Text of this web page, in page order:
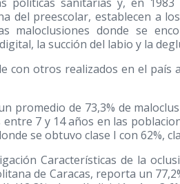
del preescolar, establecen a
maloclusiones donde se
la succión del labio y la
con otros realizados en el país
promedio de 73,3% de
7 y 14 años en las
se obtuvo clase I con 62%,
Características de la
de Caracas, reporta un